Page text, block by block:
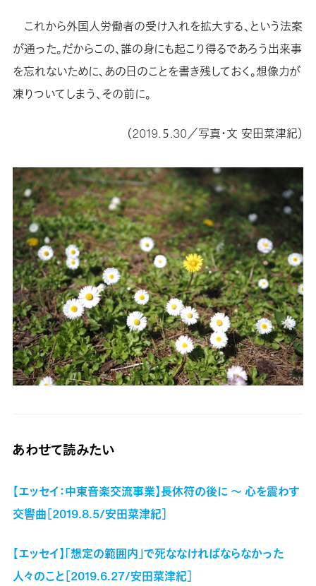
これから外国人労働者の受け入れを拡大する、という法案
が通った。だからこの、誰の身にも起こり得るであろう出来事
を忘れないために、あの日のことを書き残しておく。想像力が
凍りついてしまう、その前に。
（2019.５.30／写真・文 安田菜津紀）
あわせて読みたい
【エッセイ：中東音楽交流事業】長休符の後に ～ 心を震わす
交響曲［2019.8.5/安田菜津紀］
【エッセイ】「想定の範囲内」で死ななければならなかった
人々のこと［2019.6.27/安田菜津紀］